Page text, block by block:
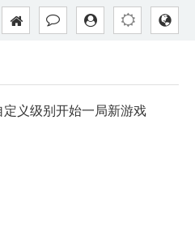
义级别开始一局新游戏